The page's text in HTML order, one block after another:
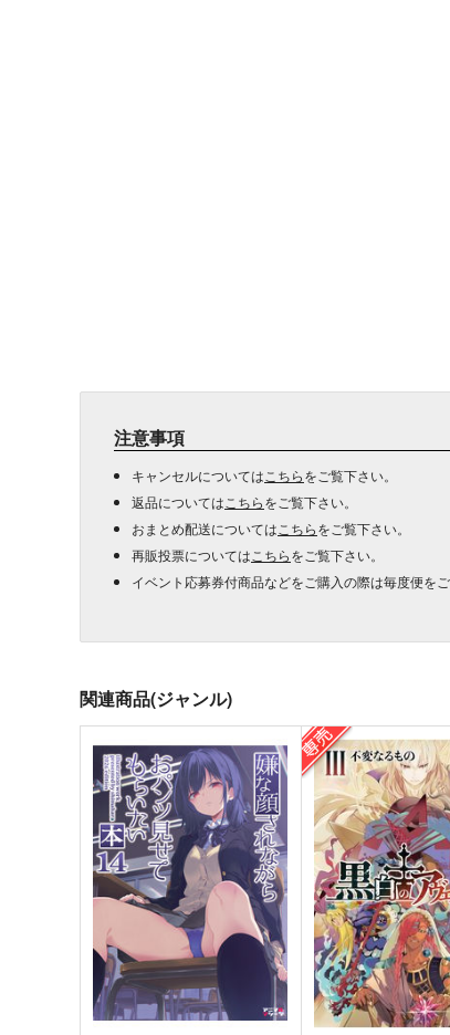
注意事項
キャンセルについては こちらをご覧下さい。
返品については こちらをご覧下さい。
おまとめ配送については こちらをご覧下さい。
再販投票については こちらをご覧下さい。
イベント応募券付商品などをご購入の際は毎度便を
関連商品(ジャンル)